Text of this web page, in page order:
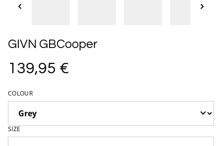
GIVN GBCooper
139,95 €
COLOUR
SIZE